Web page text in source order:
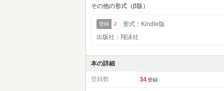
その他の形式（β版）
登録 2
形式：Kindle版
出版社：翔泳社
本の詳細
登録数 34 登録